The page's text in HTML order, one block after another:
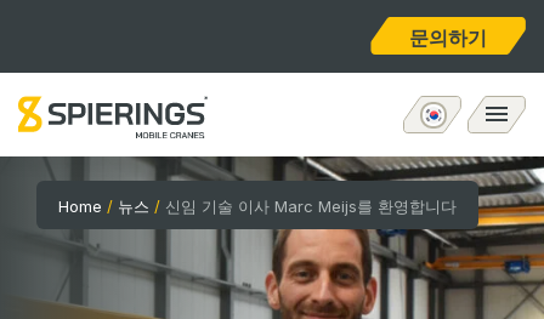
문의하기
모바일 타워크레인
eLift
Home / 뉴스 / 신임 기술 이사 Marc Meijs를 환영합니다